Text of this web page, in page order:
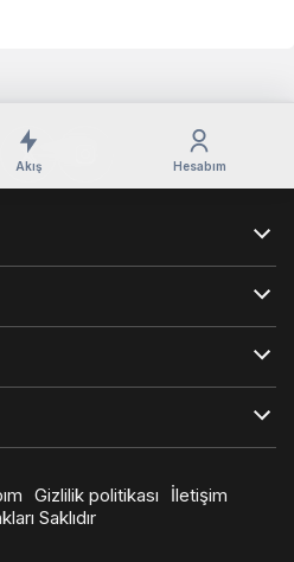
Akış Hesabım
Gizlilik politikası
İletişim
Saklıdır